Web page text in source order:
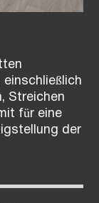
einschließlich
Streichen
für eine
der